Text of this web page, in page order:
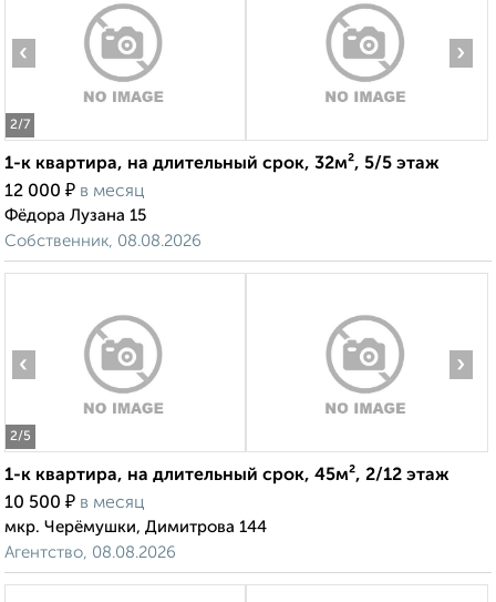
2/7
‹ ›
1-к квартира, на длительный срок, 32м², 5/5 этаж
12 000 ₽ в месяц
Фёдора Лузана 15
Собственник, 08.08.2026
2/5
‹ ›
1-к квартира, на длительный срок, 45м², 2/12 этаж
10 500 ₽ в месяц
мкр. Черёмушки, Димитрова 144
Агентство, 08.08.2026